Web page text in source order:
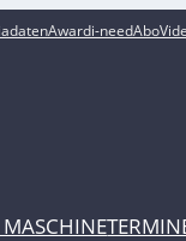
Awardi-needAbo
MASCHINE